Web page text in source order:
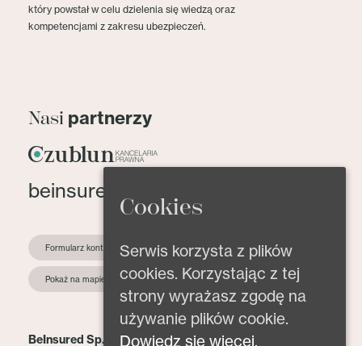
który powstał w celu dzielenia się wiedzą oraz
kompetencjami z zakresu ubezpieczeń.
Nasi partnerzy
beinsured@beinsured.pl
Formularz kontaktowy
Pokaż na mapie
BeInsured Sp. z o.o.
Cookies
Serwis korzysta z plików
cookies. Korzystając z tej
strony wyrażasz zgodę na
używanie plików cookie.
Dowiedz się więcej.